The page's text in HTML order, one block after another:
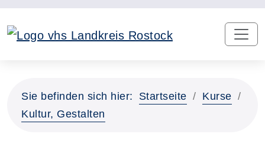
Sie befinden sich hier: Startseite
Kurse
Kultur, Gestalten